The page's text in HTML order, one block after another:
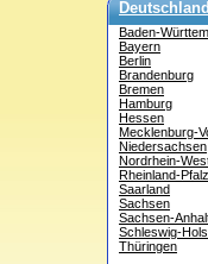
Baden-
Bayern
Berlin
Brandenburg
Bremen
Hamburg
Hessen
Mecklenburg-
Niedersachsen
Nordrhein-
Rheinland-Pfalz
Saarland
Sachsen
Sachsen-
Schleswig-
Thüringen